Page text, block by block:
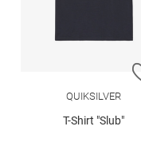
QUIKSILVER
T-Shirt "Slub"